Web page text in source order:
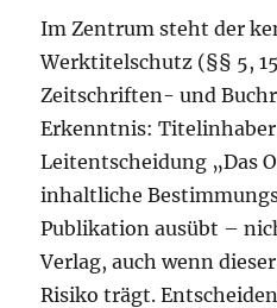
Im Zentrum steht der
Werktitelschutz (§§ 5,
Zeitschriften- und
Erkenntnis:
Leitentscheidung „Das
inhaltliche
Publikation ausübt –
Verlag, auch wenn
Risiko trägt.